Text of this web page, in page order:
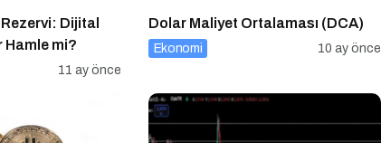
Dijital
Hamle mi?
11 ay önce
Dolar Maliyet Ortalaması (DCA)
Ekonomi 10 ay önce